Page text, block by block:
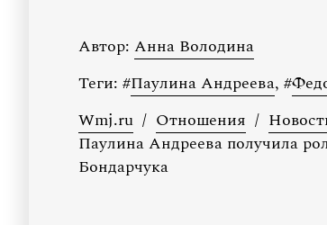
Автор: Анна Володина
Теги: #Паулина Андреева, #
Wmj.ru / Отношения /
Паулина Андреева получила
Бондарчука